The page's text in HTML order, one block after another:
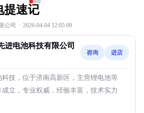
提速记
公司 · 2026-04-04 12:05:09
进电池科技有限公司
咨询 进店
技，位于济南高新区，主营锂电池等
成立，专业权威，经验丰富，技术实力